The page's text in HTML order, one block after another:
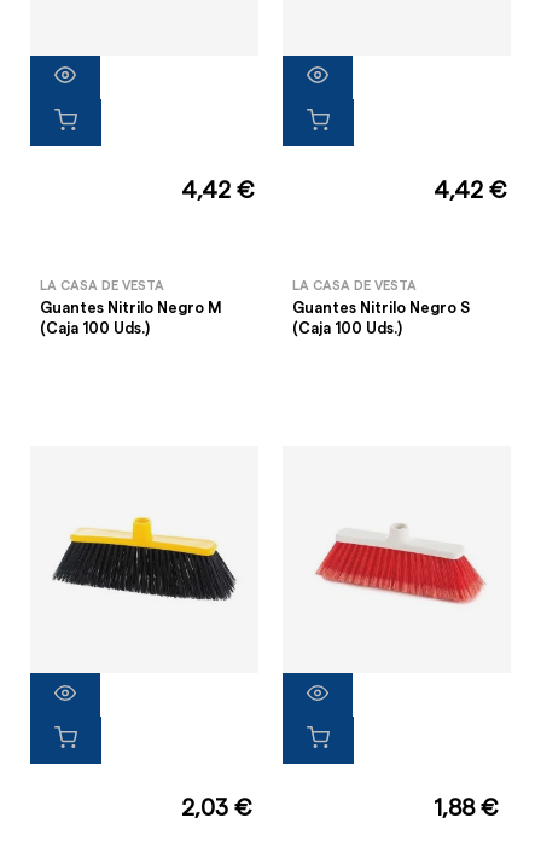
4,42 €
LA CASA DE VESTA
Guantes Nitrilo Negro M
(Caja 100 Uds.)
4,42 €
LA CASA DE VESTA
Guantes Nitrilo Negro S
(Caja 100 Uds.)
2,03 € 1,88 €